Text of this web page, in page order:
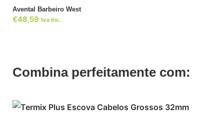
Avental Barbeiro West
€48,59 Iva Inc.
Combina perfeitamente com: